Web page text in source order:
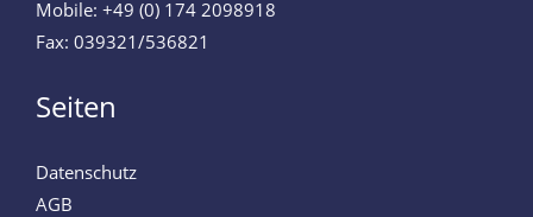
Mobile: +49 (0) 174 2098918
Fax: 039321/536821
Seiten
Datenschutz
AGB